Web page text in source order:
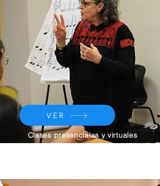
VER
Clases presenciales y virtuales